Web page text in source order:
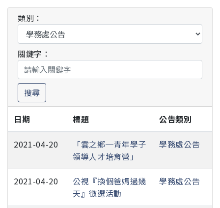
類別：
關鍵字：
搜尋
日期 標題 公告類別
2021-04-20
「雲之鄉─青年學子
領導人才培育營」
學務處公告
2021-04-20
公視『換個爸媽過幾
天』徵選活動
學務處公告